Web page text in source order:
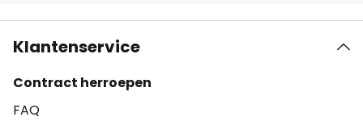
Klantenservice
Contract herroepen
FAQ